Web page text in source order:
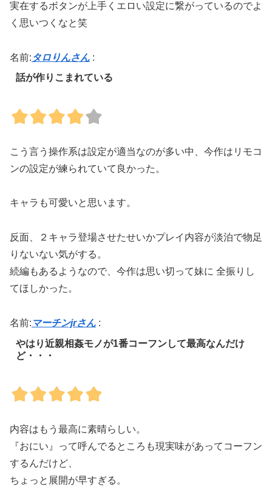
実在するボタンが上手くエロい設定に繋がっているのでよ
く思いつくなと笑
名前: タロりんさん :
話が作りこまれている
こう言う操作系は設定が適当なのが多い中、今作はリモコ
ンの設定が練られていて良かった。
キャラも可愛いと思います。
反面、２キャラ登場させたせいかプレイ内容が淡泊で物足
りないない気がする。
続編もあるようなので、今作は思い切って妹に 全振りし
てほしかった。
名前: マーチンjrさん :
やはり近親相姦モノが1番コーフンして最高なんだけ
ど・・・
内容はもう最高に素晴らしい。
『おにい』って呼んでるところも現実味があってコーフン
するんだけど、
ちょっと展開が早すぎる。